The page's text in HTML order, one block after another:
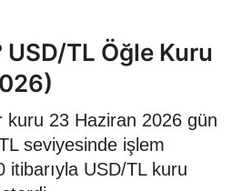
TL Öğle Kuru
kuru 23 Haziran 2026 gün
seviyesinde işlem
USD/TL kuru